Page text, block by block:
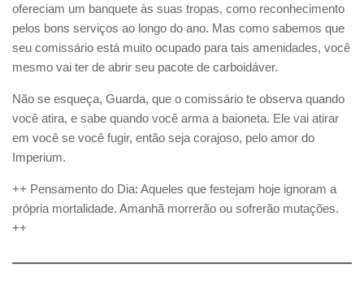
ofereciam um banquete às suas tropas, como reconhecimento
pelos bons serviços ao longo do ano. Mas como sabemos que
seu comissário está muito ocupado para tais amenidades, você
mesmo vai ter de abrir seu pacote de carboidáver.
Não se esqueça, Guarda, que o comissário te observa quando
você atira, e sabe quando você arma a baioneta. Ele vai atirar
em você se você fugir, então seja corajoso, pelo amor do
Imperium.
++ Pensamento do Dia: Aqueles que festejam hoje ignoram a
própria mortalidade. Amanhã morrerão ou sofrerão mutações.
++